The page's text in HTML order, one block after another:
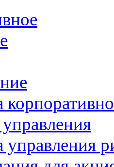
управления